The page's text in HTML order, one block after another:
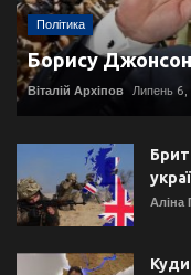
Політика
Борису
Віталій Архіпов Липень 6,
Аліна
Куди